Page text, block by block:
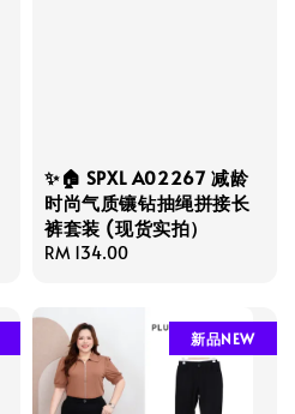
✨🏠 SPXL A02267 减龄
时尚气质镶钻抽绳拼接长
裤套装 (现货实拍）
Regular
RM 134.00
新品NEW